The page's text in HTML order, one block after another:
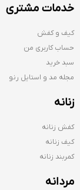
خدمات مشتری
کیف و کفش
حساب کاربری من
سبد خرید
مجله مد و استایل رنو
زنانه
کفش زنانه
کیف زنانه
کمربند زنانه
مردانه